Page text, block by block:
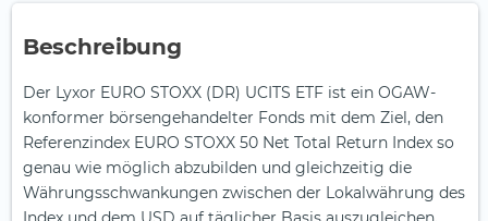
Beschreibung
Der Lyxor EURO STOXX (DR) UCITS ETF ist ein OGAW-
konformer börsengehandelter Fonds mit dem Ziel, den
Referenzindex EURO STOXX 50 Net Total Return Index so
genau wie möglich abzubilden und gleichzeitig die
Währungsschwankungen zwischen der Lokalwährung des